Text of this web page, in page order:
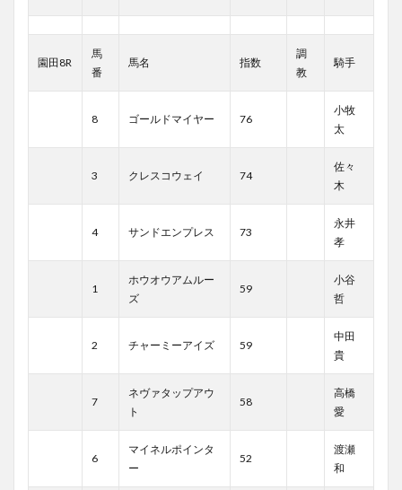
園田8R
馬
番
馬名 指数
調
教
騎手
8 ゴールドマイヤー 76
小牧
太
3 クレスコウェイ 74
佐々
木
4 サンドエンプレス 73
永井
孝
1
ホウオウアムルー
ズ
59
小谷
哲
2 チャーミーアイズ 59
中田
貴
7
ネヴァタップアウ
ト
58
高橋
愛
6
マイネルポインタ
ー
52
渡瀬
和